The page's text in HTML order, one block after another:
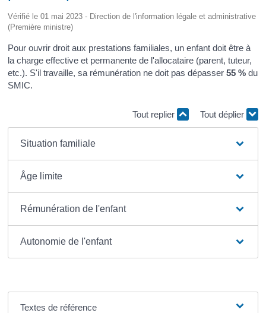
Vérifié le 01 mai 2023 - Direction de l'information légale et administrative
(Première ministre)
Pour ouvrir droit aux prestations familiales, un enfant doit être à
la charge effective et permanente de l'allocataire (parent, tuteur,
etc.). S'il travaille, sa rémunération ne doit pas dépasser55 % du
SMIC.
Tout replier Tout déplier
Situation familiale
Âge limite
Rémunération de l'enfant
Autonomie de l'enfant
Textes de référence